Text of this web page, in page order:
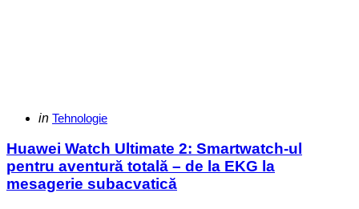
Categories
Posted
in Tehnologie
Huawei Watch Ultimate 2: Smartwatch-ul
pentru aventură totală – de la EKG la
mesagerie subacvatică